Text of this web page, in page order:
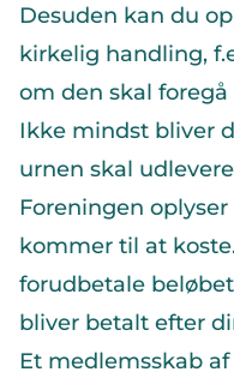
Desuden kan du
kirkelig handling,
om den skal
Ikke mindst bliver
urnen skal
Foreningen
kommer til at
forudbetale
bliver betalt efter
Et medlemsskab